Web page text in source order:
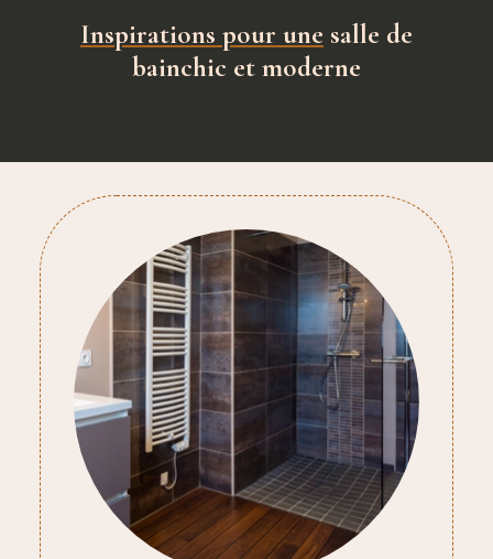
Inspirations pour une salle de
bainchic et moderne